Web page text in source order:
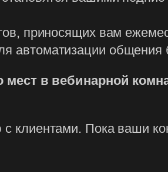
приносящих вам
автоматизации общения
мест в вебинарной
клиентами. Пока ваши